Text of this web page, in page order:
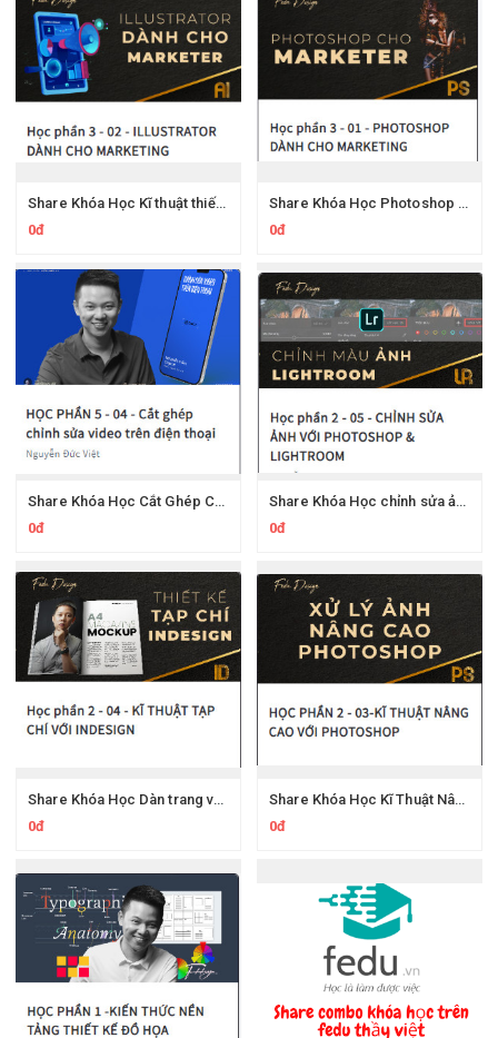
Share Khóa Học Kĩ thuật thiết kế cho quảng cáo với illustrator thầy Việt Fedu
0đ
Share Khóa Học Photoshop Dành Cho Marketing của thầy Việt Fedu
0đ
Share Khóa Học Cắt Ghép Chỉnh Sửa Video Trên Điện Thoại Của Thầy Đức Việt Fedu
0đ
Share Khóa Học chỉnh sửa ảnh chuyên nghiệp bằng Adobe LightRoom Fedu Thầy Việt
0đ
Share Khóa Học Dàn trang và bố cục với Adobe Indesign CC Fedu thầy Đức Việt
0đ
Share Khóa Học Kĩ Thuật Nâng Cao Với Photoshop Fedu thầy Đức Việt
0đ